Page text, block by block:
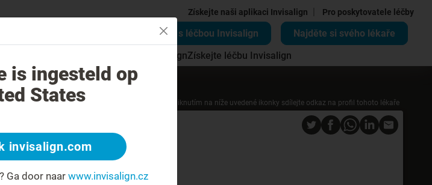
Získejte naši aplikaci Invisalign Pro poskytovatele léčby
Začněte s léčbou Invisalign
Najděte si svého lékaře
Cena léčby InvisalignZískejte léčbu Invisalign
Kliknutím na níže uvedené ikonky sdílejte odkaz na profil tohoto lékaře
lékařem
is ingesteld op
States
invisalign.com
Ga door naar www.invisalign.cz